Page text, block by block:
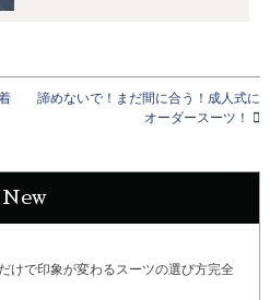
諦めないで！まだ間に合う！成人式に
オーダースーツ！
New
けで印象が変わるスーツの選び方完全